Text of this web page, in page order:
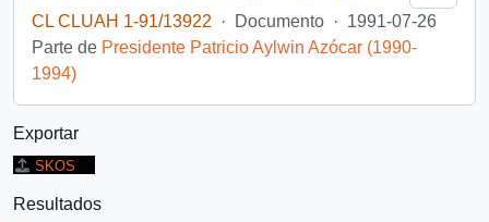
CL CLUAH 1-91/13922
· Documento · 1991-07-26
Parte de Presidente Patricio Aylwin Azócar (1990-
1994)
Exportar
SKOS
Resultados